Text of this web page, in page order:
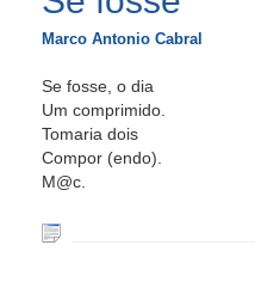
Marco Antonio Cabral
Se fosse, o dia
Um comprimido.
Tomaria dois
Compor (endo).
M@c.